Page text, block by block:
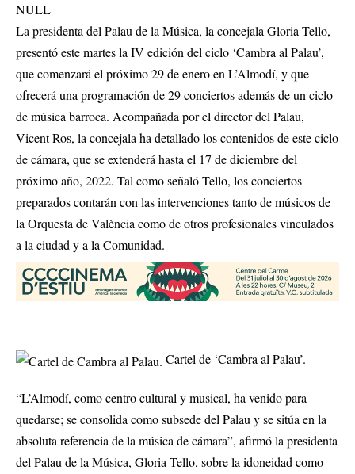
NULL
La presidenta del Palau de la Música, la concejala Gloria Tello,
presentó este martes la IV edición del ciclo ‘Cambra al Palau’,
que comenzará el próximo 29 de enero en L’Almodí, y que
ofrecerá una programación de 29 conciertos además de un ciclo
de música barroca. Acompañada por el director del Palau,
Vicent Ros, la concejala ha detallado los contenidos de este ciclo
de cámara, que se extenderá hasta el 17 de diciembre del
próximo año, 2022. Tal como señaló Tello, los conciertos
preparados contarán con las intervenciones tanto de músicos de
la Orquesta de València como de otros profesionales vinculados
a la ciudad y a la Comunidad.
Cartel de ‘Cambra al Palau’.
“L’Almodí, como centro cultural y musical, ha venido para
quedarse; se consolida como subsede del Palau y se sitúa en la
absoluta referencia de la música de cámara”, afirmó la presidenta
del Palau de la Música, Gloria Tello, sobre la idoneidad como